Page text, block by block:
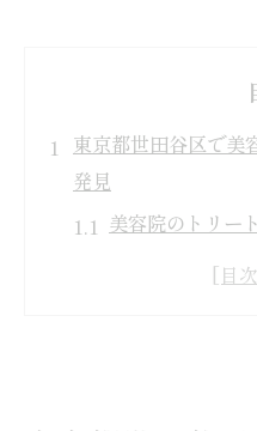
東京都世田谷区で美
発見
美容院のトリー